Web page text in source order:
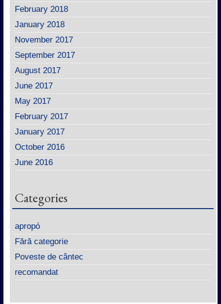
February 2018
January 2018
November 2017
September 2017
August 2017
June 2017
May 2017
February 2017
January 2017
October 2016
June 2016
Categories
apropó
Fără categorie
Poveste de cântec
recomandat